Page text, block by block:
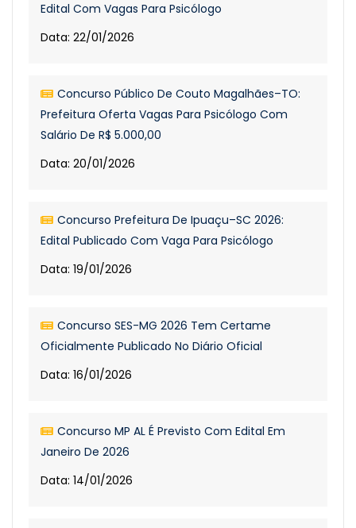
Edital Com Vagas Para Psicólogo
Data: 22/01/2026
Concurso Público De Couto Magalhães–TO:
Prefeitura Oferta Vagas Para Psicólogo Com
Salário De R$ 5.000,00
Data: 20/01/2026
Concurso Prefeitura De Ipuaçu–SC 2026:
Edital Publicado Com Vaga Para Psicólogo
Data: 19/01/2026
Concurso SES-MG 2026 Tem Certame
Oficialmente Publicado No Diário Oficial
Data: 16/01/2026
Concurso MP AL É Previsto Com Edital Em
Janeiro De 2026
Data: 14/01/2026